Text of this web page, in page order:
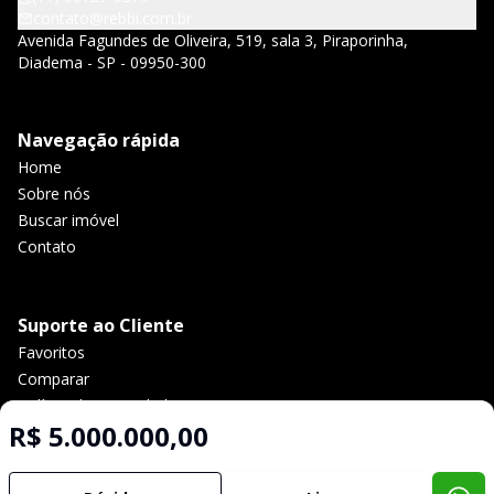
R$ 5.000.000,00
Avenida Fagundes de Oliveira, 519, sala 3, Piraporinha,
Diadema - SP - 09950-300
Navegação rápida
Home
Sobre nós
Buscar imóvel
Contato
Suporte ao Cliente
Favoritos
Comparar
Política de privacidade
Imobiliária Certificada: